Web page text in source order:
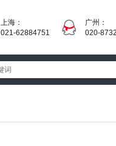
上海：
021-62884751
广州：
020-